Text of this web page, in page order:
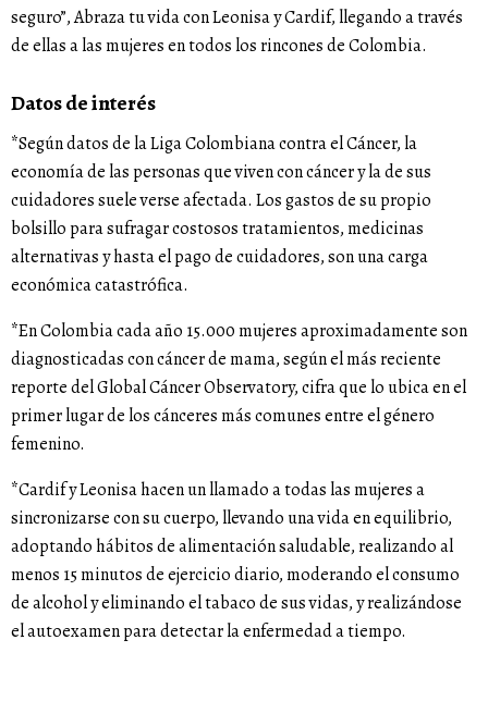
seguro”, Abraza tu vida con Leonisa y Cardif, llegando a través
de ellas a las mujeres en todos los rincones de Colombia.
Datos de interés
*Según datos de la Liga Colombiana contra el Cáncer, la
economía de las personas que viven con cáncer y la de sus
cuidadores suele verse afectada. Los gastos de su propio
bolsillo para sufragar costosos tratamientos, medicinas
alternativas y hasta el pago de cuidadores, son una carga
económica catastrófica.
*En Colombia cada año 15.000 mujeres aproximadamente son
diagnosticadas con cáncer de mama, según el más reciente
reporte del Global Cáncer Observatory, cifra que lo ubica en el
primer lugar de los cánceres más comunes entre el género
femenino.
*Cardif y Leonisa hacen un llamado a todas las mujeres a
sincronizarse con su cuerpo, llevando una vida en equilibrio,
adoptando hábitos de alimentación saludable, realizando al
menos 15 minutos de ejercicio diario, moderando el consumo
de alcohol y eliminando el tabaco de sus vidas, y realizándose
el autoexamen para detectar la enfermedad a tiempo.